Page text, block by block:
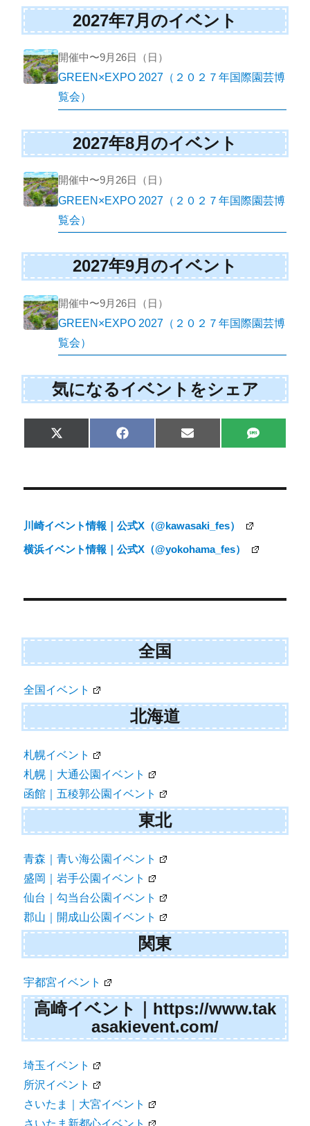
2027年7月のイベント
開催中〜9月26日（日）
GREEN×EXPO 2027（２０２７年国際園芸博
覧会）
2027年8月のイベント
開催中〜9月26日（日）
GREEN×EXPO 2027（２０２７年国際園芸博
覧会）
2027年9月のイベント
開催中〜9月26日（日）
GREEN×EXPO 2027（２０２７年国際園芸博
覧会）
気になるイベントをシェア
Share
on
X
(
t
r
Share
on
F
a
o
Share
on
E
m
Share
on
S
M
川崎イベント情報｜公式X（@kawasaki_fes）
横浜イベント情報｜公式X（@yokohama_fes）
全国
全国イベント
北海道
札幌イベント
札幌｜大通公園イベント
函館｜五稜郭公園イベント
東北
青森｜青い海公園イベント
盛岡｜岩手公園イベント
仙台｜勾当台公園イベント
郡山｜開成山公園イベント
関東
宇都宮イベント
高崎イベント｜https://www.tak
asakievent.com/
埼玉イベント
所沢イベント
さいたま｜大宮イベント
さいたま新都心イベント